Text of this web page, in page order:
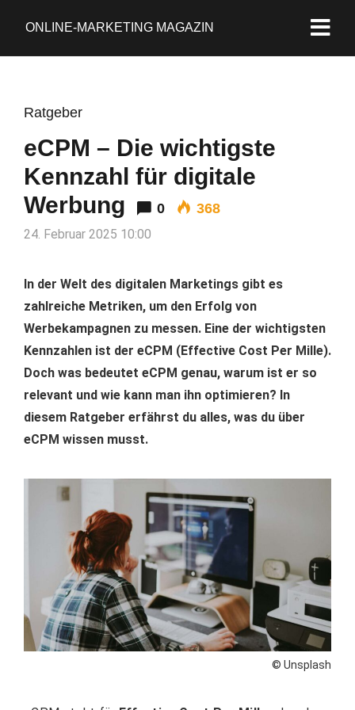
ONLINE-MARKETING MAGAZIN
Ratgeber
eCPM – Die wichtigste
Kennzahl für digitale
Werbung
0 368
24. Februar 2025 10:00
In der Welt des digitalen Marketings gibt es
zahlreiche Metriken, um den Erfolg von
Werbekampagnen zu messen. Eine der wichtigsten
Kennzahlen ist der eCPM (Effective Cost Per Mille).
Doch was bedeutet eCPM genau, warum ist er so
relevant und wie kann man ihn optimieren? In
diesem Ratgeber erfährst du alles, was du über
eCPM wissen musst.
© Unsplash